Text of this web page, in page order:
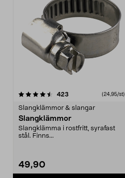
423 (24,95/st)
Slangklämmor & slangar
Slangklämmor
Slangklämma i rostfritt, syrafast
stål. Finns...
49,90
4.0 av 5 stjärnor